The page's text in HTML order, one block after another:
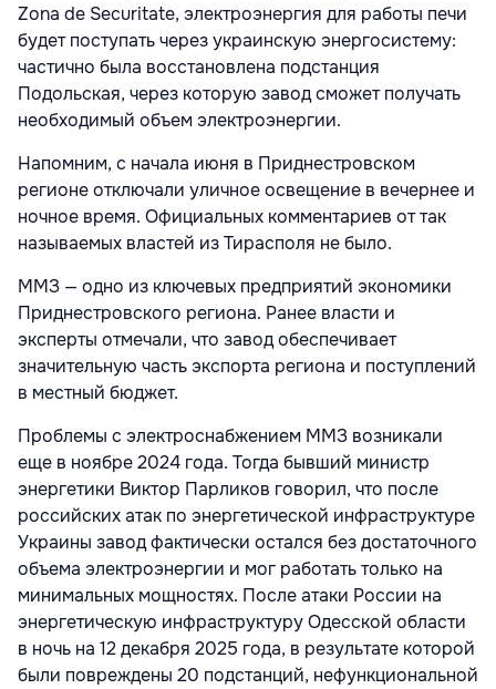
Zona de Securitate, электроэнергия для работы печи
будет поступать через украинскую энергосистему:
частично была восстановлена подстанция
Подольская, через которую завод сможет получать
необходимый объем электроэнергии.
Напомним, с начала июня в Приднестровском
регионе отключали уличное освещение в вечернее и
ночное время. Официальных комментариев от так
называемых властей из Тирасполя не было.
ММЗ — одно из ключевых предприятий экономики
Приднестровского региона. Ранее власти и
эксперты отмечали, что завод обеспечивает
значительную часть экспорта региона и поступлений
в местный бюджет.
Проблемы с электроснабжением ММЗ возникали
еще в ноябре 2024 года. Тогда бывший министр
энергетики Виктор Парликов говорил, что после
российских атак по энергетической инфраструктуре
Украины завод фактически остался без достаточного
объема электроэнергии и мог работать только на
минимальных мощностях. После атаки России на
энергетическую инфраструктуру Одесской области
в ночь на 12 декабря 2025 года, в результате которой
были повреждены 20 подстанций, нефункциональной